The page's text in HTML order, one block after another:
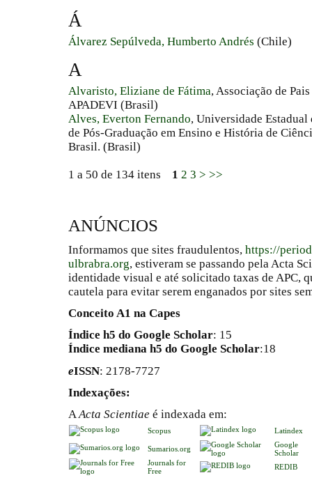
Á
Álvarez Sepúlveda, Humberto Andrés (Chile)
A
Alvaristo, Eliziane de Fátima, Associação de
APADEVI (Brasil)
Alves, Everton Fernando, Universidade
de Pós-Graduação em Ensino e História de
Brasil. (Brasil)
1 a 50 de 134 itens 1 2 3 > >>
ANÚNCIOS
Informamos que sites fraudulentos, https://
ulbrabra.org, estiveram se passando pela Acta
identidade visual e até solicitado taxas de APC,
cautela para evitar serem enganados por sites
Conceito A1 na Capes
Índice h5 do Google Scholar: 15
Índice mediana h5 do Google Scholar:18
eISSN: 2178-7727
Indexações:
AActa Scientiae é indexada em:
Scopus Latindex
Sumarios.org
Google
Scholar
Journals for
Free
REDIB